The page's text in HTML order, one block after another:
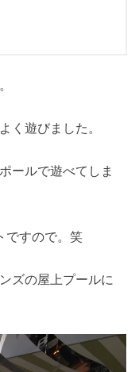
く遊びました。
ールで遊べてしま
ですので。笑
ズの屋上プールに